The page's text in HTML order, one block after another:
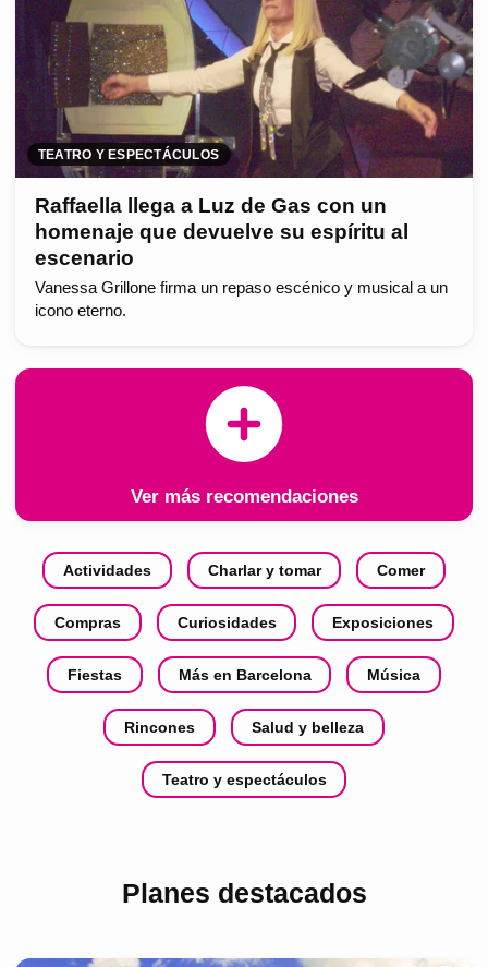
TEATRO Y ESPECTÁCULOS
Raffaella llega a Luz de Gas con un
homenaje que devuelve su espíritu al
escenario
Vanessa Grillone firma un repaso escénico y musical a un
icono eterno.
Ver más recomendaciones
Actividades Charlar y tomar Comer
Compras Curiosidades Exposiciones
Fiestas Más en Barcelona Música
Rincones Salud y belleza
Teatro y espectáculos
Planes destacados